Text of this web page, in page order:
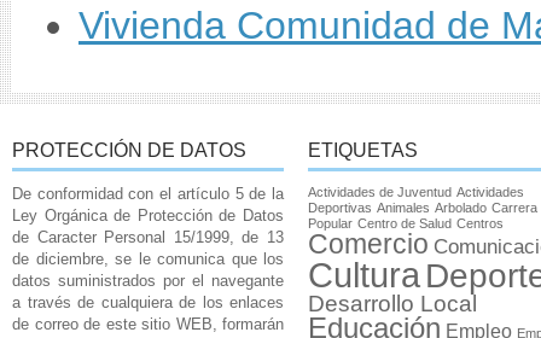
Vivienda Comunidad de
PROTECCIÓN DE DATOS
De conformidad con el artículo 5 de la
Ley Orgánica de Protección de Datos
de Caracter Personal 15/1999, de 13
de diciembre, se le comunica que los
datos suministrados por el navegante
a través de cualquiera de los enlaces
de correo de este sitio WEB, formarán
ETIQUETAS
Actividades de Juventud Actividades
Deportivas Animales Arbolado Carrera
Popular Centro de Salud Centros
Comercio
Cultura
Desarrollo Local
Educación Empleo